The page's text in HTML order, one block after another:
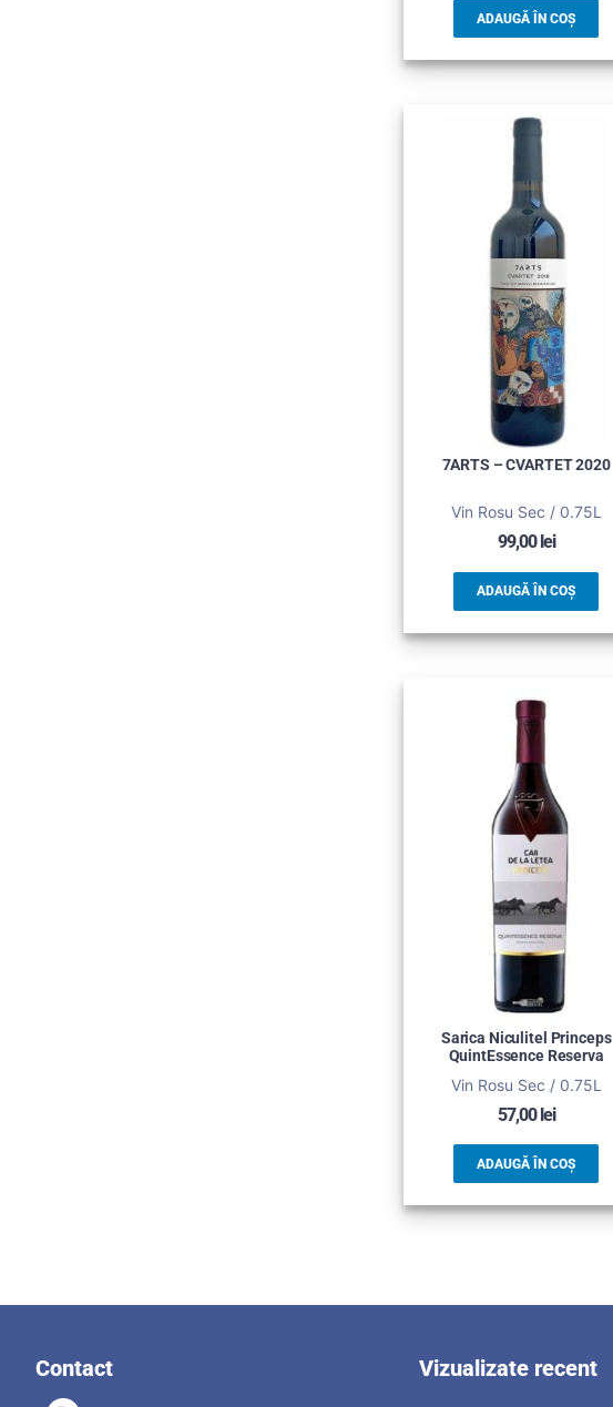
ADAUGĂ ÎN COȘ
7ARTS – CVARTET 2020
Vin Rosu Sec / 0.75L
99,00 lei
ADAUGĂ ÎN COȘ
Sarica Niculitel Princeps
QuintEssence Reserva
Vin Rosu Sec / 0.75L
57,00lei
ADAUGĂ ÎN COȘ
Contact Vizualizate recent